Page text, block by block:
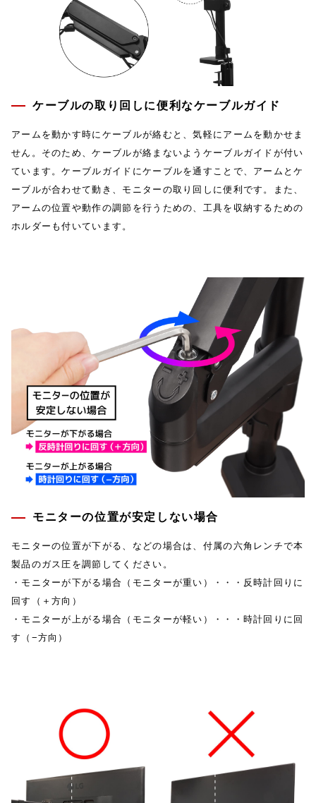
ケーブルの取り回しに便利なケーブルガイド
アームを動かす時にケーブルが絡むと、気軽にアームを動かせま
せん。そのため、ケーブルが絡まないようケーブルガイドが付い
ています。ケーブルガイドにケーブルを通すことで、アームとケ
ーブルが合わせて動き、モニターの取り回しに便利です。また、
アームの位置や動作の調節を行うための、工具を収納するための
ホルダーも付いています。
モニターの位置が安定しない場合
モニターの位置が下がる、などの場合は、付属の六角レンチで本
製品のガス圧を調節してください。
・モニターが下がる場合（モニターが重い）・・・反時計回りに
回す（＋方向）
・モニターが上がる場合（モニターが軽い）・・・時計回りに回
す（−方向）